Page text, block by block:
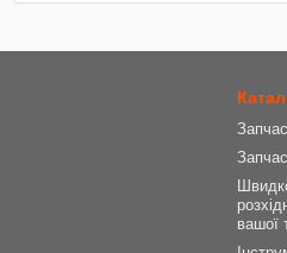
вашої